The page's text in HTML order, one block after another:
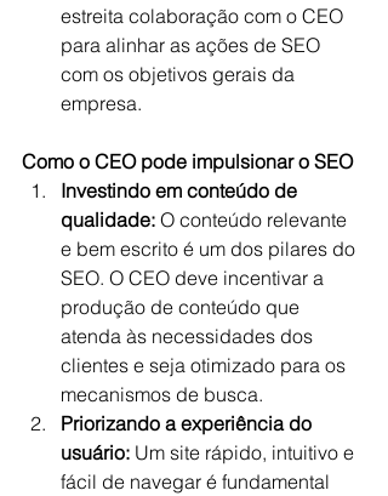
estreita colaboração com o CEO
para alinhar as ações de SEO
com os objetivos gerais da
empresa.
Como o CEO pode impulsionar o SEO
Investindo em conteúdo de
qualidade: O conteúdo relevante
e bem escrito é um dos pilares do
SEO. O CEO deve incentivar a
produção de conteúdo que
atenda às necessidades dos
clientes e seja otimizado para os
mecanismos de busca.
Priorizando a experiência do
usuário: Um site rápido, intuitivo e
fácil de navegar é fundamental